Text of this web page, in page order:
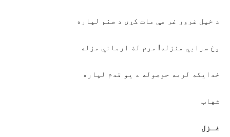
د خپل غرور غر مې مات کړی د صنم لپاره
وخ سرابي منزله! مرم لۀ ارماني مزله
خدایکه لرمه حوصوله د یو قدم لپاره
شهاب
غـزل